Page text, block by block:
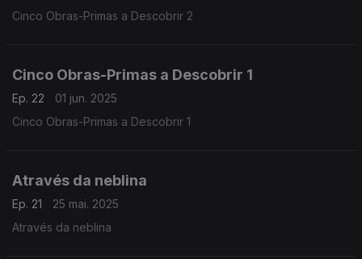
Cinco Obras-Primas a Descobrir 2
Cinco Obras-Primas a Descobrir 1
Ep. 22
01 jun. 2025
Cinco Obras-Primas a Descobrir 1
Através da neblina
Ep. 21
25 mai. 2025
Através da neblina